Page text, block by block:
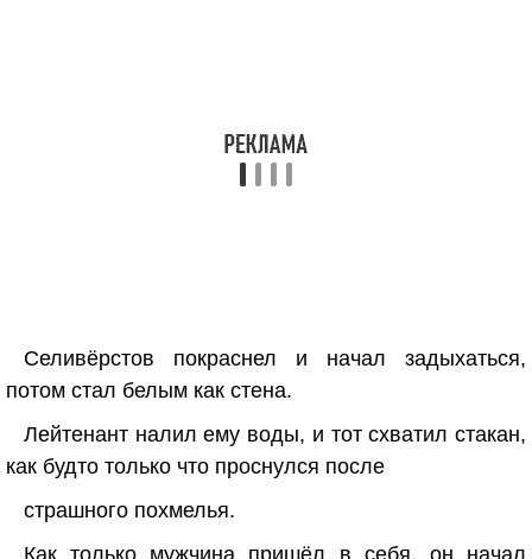
Селивёрстов покраснел и начал задыхаться,
потом стал белым как стена.
Лейтенант налил ему воды, и тот схватил стакан,
как будто только что проснулся после
страшного похмелья.
Как только мужчина пришёл в себя, он начал